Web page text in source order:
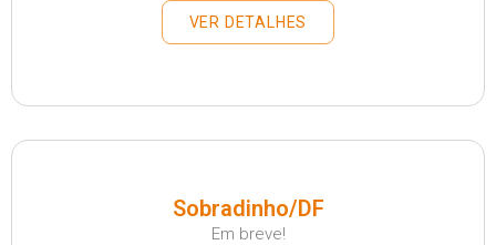
VER DETALHES
Sobradinho/DF
Em breve!